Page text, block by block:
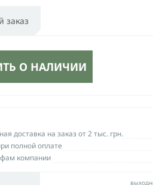
заказ
О НАЛИЧИИ
доставка на заказ от 2 тыс. грн.
полной оплате
компании